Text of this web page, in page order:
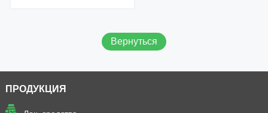
Вернуться
ПРОДУКЦИЯ